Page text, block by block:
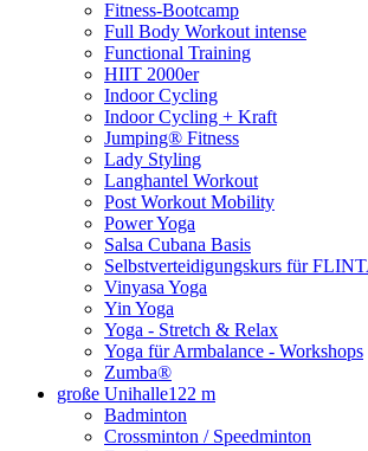
Fitness-Bootcamp
Full Body Workout intense
Functional Training
HIIT 2000er
Indoor Cycling
Indoor Cycling + Kraft
Jumping® Fitness
Lady Styling
Langhantel Workout
Post Workout Mobility
Power Yoga
Salsa Cubana Basis
Selbstverteidigungskurs für
Vinyasa Yoga
Yin Yoga
Yoga - Stretch & Relax
Yoga für Armbalance - Workshops
Zumba®
große Unihalle122 m
Badminton
Crossminton / Speedminton